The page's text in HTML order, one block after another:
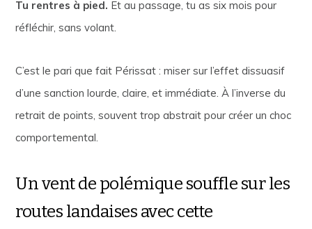
Tu rentres à pied. Et au passage, tu as six mois pour
réfléchir, sans volant.
C’est le pari que fait Périssat : miser sur l’effet dissuasif
d’une sanction lourde, claire, et immédiate. À l’inverse du
retrait de points, souvent trop abstrait pour créer un choc
comportemental.
Un vent de polémique souffle sur les
routes landaises avec cette